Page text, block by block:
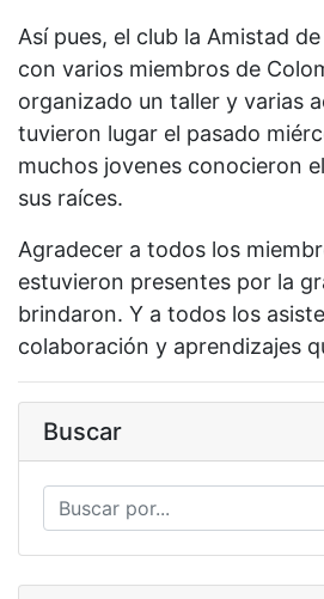
Así pues, el club la Amistad
con varios miembros de
organizado un taller y varias
tuvieron lugar el pasado
muchos jovenes conocieron
sus raíces.
Agradecer a todos los
estuvieron presentes por la
brindaron. Y a todos los
colaboración y aprendizajes
Buscar